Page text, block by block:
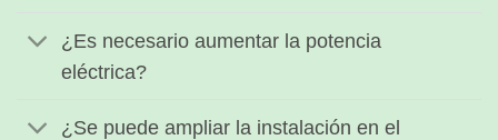
¿Es necesario aumentar la potencia
eléctrica?
¿Se puede ampliar la instalación en el